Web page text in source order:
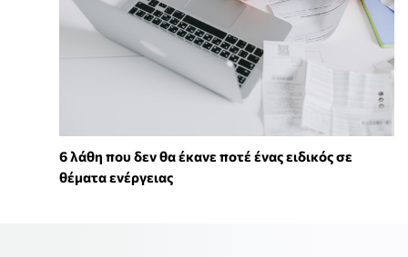
6 λάθη που δεν θα έκανε ποτέ ένας ειδικός σε
θέματα ενέργειας